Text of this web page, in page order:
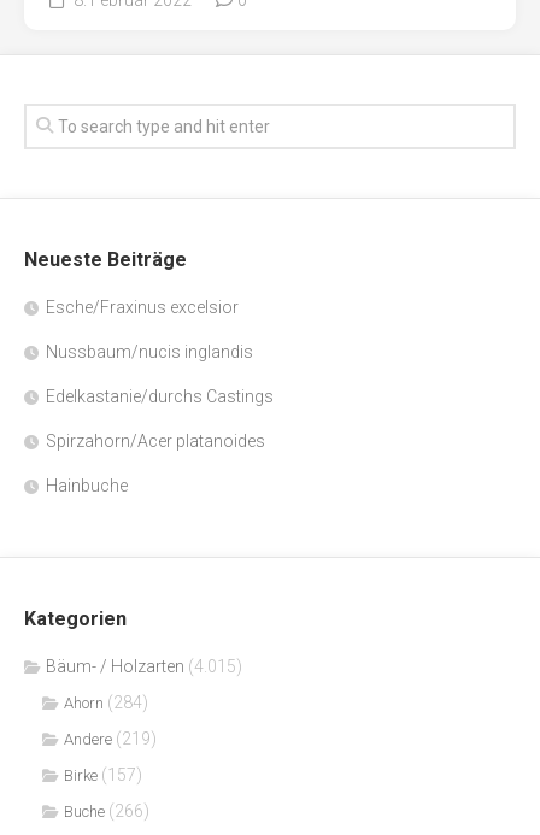
Neueste Beiträge
Esche/Fraxinus excelsior
Nussbaum/nucis inglandis
Edelkastanie/durchs Castings
Spirzahorn/Acer platanoides
Hainbuche
Kategorien
Bäum- / Holzarten (4.015)
Ahorn (284)
Andere (219)
Birke (157)
Buche (266)